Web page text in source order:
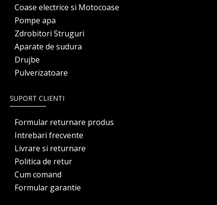
Coase electrice si Motocoase
Pompe apa
Zdrobitori Struguri
Aparate de sudura
Drujbe
Pulverizatoare
SUPORT CLIENTI
Formular returnare produs
Intrebari frecvente
Livrare si returnare
Politica de retur
Cum comand
Formular garantie